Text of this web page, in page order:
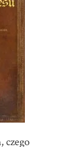
czego